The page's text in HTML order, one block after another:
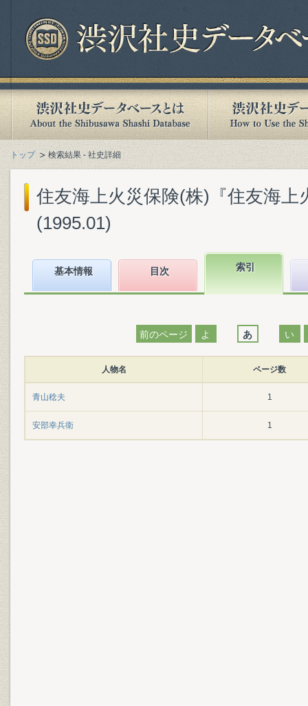
トップ 検索結果 - 社史詳細
住友海上火災保険(株)『住友海上
(1995.01)
基本情報 目次 索引
前のページ よ あ い
人物名 ページ数
青山稔夫 1
安部幸兵衛 1